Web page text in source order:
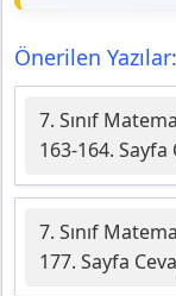
Önerilen Yazılar:
7. Sınıf
163-164. Sayfa
7. Sınıf
177. Sayfa